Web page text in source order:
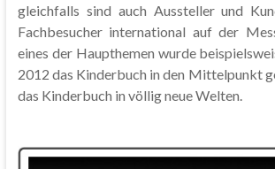
gleichfalls sind auch Aussteller und
Fachbesucher international auf der
eines der Haupthemen wurde
2012 das Kinderbuch in den Mittelpunkt
das Kinderbuch in völlig neue Welten.